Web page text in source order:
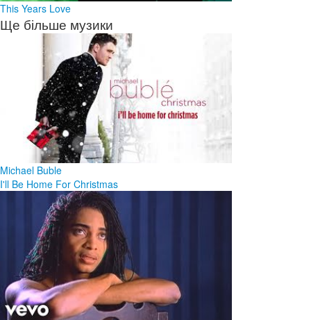
This Years Love
Ще більше музики
Michael Buble
I'll Be Home For Christmas